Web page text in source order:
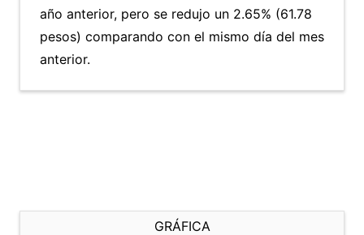
año anterior, pero se redujo un 2.65% (61.78
pesos) comparando con el mismo día del mes
anterior.
GRÁFICA